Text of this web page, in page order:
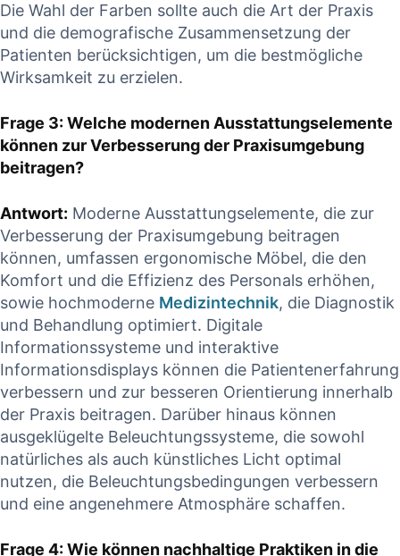
Die Wahl der Farben sollte auch die Art der Praxis
und die demografische Zusammensetzung der
Patienten berücksichtigen, um die bestmögliche
Wirksamkeit zu erzielen.
Frage 3: Welche modernen Ausstattungselemente
können zur Verbesserung der Praxisumgebung
beitragen?
Antwort: Moderne Ausstattungselemente, die zur
Verbesserung der Praxisumgebung beitragen
können, umfassen ergonomische Möbel, die den
Komfort und die Effizienz des Personals erhöhen,
sowie hochmoderne Medizintechnik, die Diagnostik
und Behandlung optimiert. Digitale
Informationssysteme und interaktive
Informationsdisplays können die Patientenerfahrung
verbessern und zur besseren Orientierung innerhalb
der Praxis beitragen. Darüber hinaus können
ausgeklügelte Beleuchtungssysteme, die sowohl
natürliches als auch künstliches Licht optimal
nutzen, die Beleuchtungsbedingungen verbessern
und eine angenehmere Atmosphäre schaffen.
Frage 4: Wie können nachhaltige Praktiken in die